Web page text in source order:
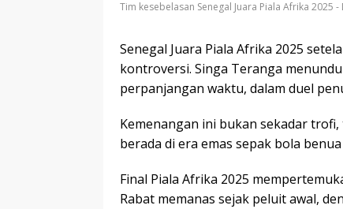
Tim kesebelasan Senegal Juara Piala Afrika 2025
Senegal Juara Piala Afrika 2025
kontroversi. Singa Teranga
perpanjangan waktu, dalam duel
Kemenangan ini bukan sekadar
berada di era emas sepak bola
Final Piala Afrika 2025
Rabat memanas sejak peluit awal,